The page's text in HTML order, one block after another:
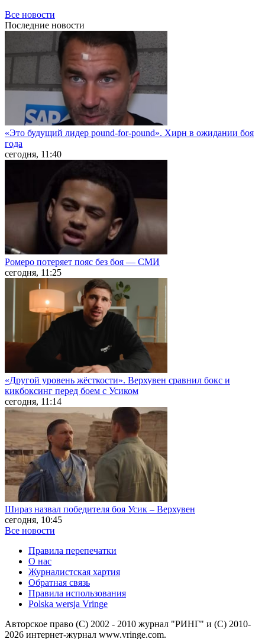
Все новости
Последние новости
«Это будущий лидер pound-for-pound». Хирн в ожидании боя
года
сегодня, 11:40
Ромеро потеряет пояс без боя — СМИ
сегодня, 11:25
«Другой уровень жёсткости». Верхувен сравнил бокс и
кикбоксинг перед боем с Усиком
сегодня, 11:14
Шираз назвал победителя боя Усик – Верхувен
сегодня, 10:45
Все новости
Правила перепечатки
О нас
Журналистская хартия
Обратная связь
Правила использования
Polska wersja Vringe
Авторское право (С) 2002 - 2010 журнал "РИНГ" и (С) 2010-
2026 интернет-журнал www.vringe.com.